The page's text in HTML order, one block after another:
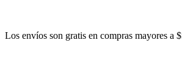
Los envíos son gratis en compras mayores a